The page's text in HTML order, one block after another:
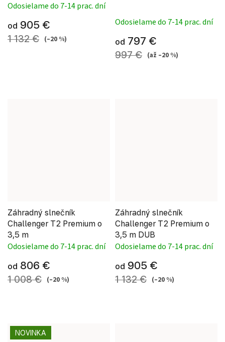
Odosielame do 7-14 prac. dní
od 905 €
1 132 € (–20 %)
Odosielame do 7-14 prac. dní
od 797 €
997 € (až –20 %)
Záhradný slnečník
Challenger T2 Premium o
3,5 m
Odosielame do 7-14 prac. dní
od 806 €
1 008 € (–20 %)
Záhradný slnečník
Challenger T2 Premium o
3,5 m DUB
Odosielame do 7-14 prac. dní
od 905 €
1 132 € (–20 %)
NOVINKA